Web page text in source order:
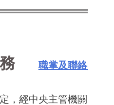
職掌及聯絡資訊
，經中央主管機關